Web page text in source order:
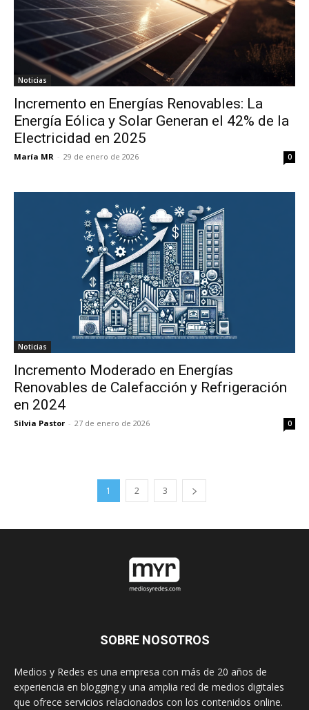
Noticias
Incremento en Energías Renovables: La
Energía Eólica y Solar Generan el 42% de la
Electricidad en 2025
María MR - 29 de enero de 2026 0
Noticias
Incremento Moderado en Energías
Renovables de Calefacción y Refrigeración
en 2024
Silvia Pastor - 27 de enero de 2026 0
1 2 3
SOBRE NOSOTROS
Medios y Redes es una empresa con más de 20 años de
experiencia en blogging y una amplia red de medios digitales
que ofrece servicios relacionados con los contenidos online.